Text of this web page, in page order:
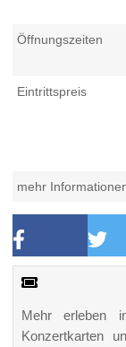
Öffnungszeiten
Eintrittspreis
mehr
Mehr erleben
Konzertkarten